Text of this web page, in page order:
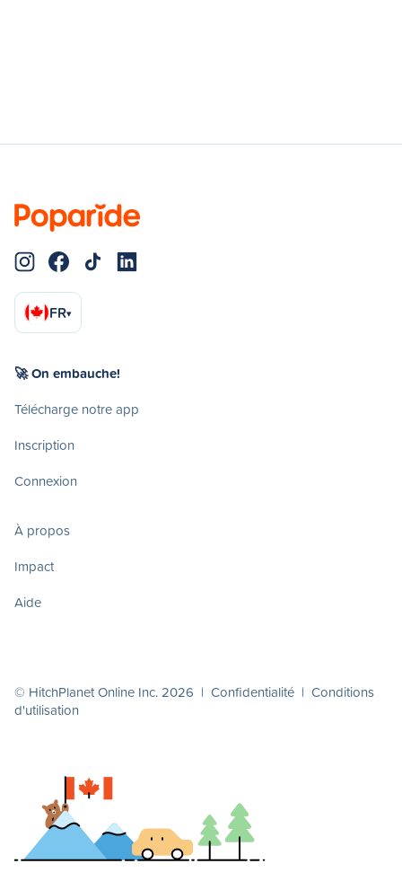
FR▾
🚀 On embauche!
Télécharge notre app
Inscription
Connexion
À propos
Impact
Aide
© HitchPlanet Online Inc. 2026 | Confidentialité | Conditions
d'utilisation